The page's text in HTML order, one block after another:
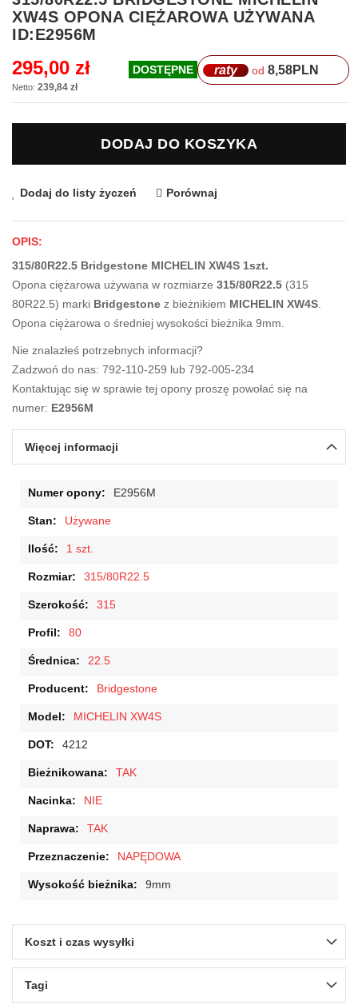
na
początek
galerii
XW4S OPONA CIĘŻAROWA UŻYWANA
ID:E2956M
295,00 zł
239,84 zł
DOSTĘPNE raty od 8,58PLN
DODAJ DO KOSZYKA
Dodaj do listy życzeń Porównaj
OPIS:
315/80R22.5 Bridgestone MICHELIN XW4S 1szt.
Opona ciężarowa używana w rozmiarze 315/80R22.5 (315
80R22.5) marki Bridgestone z bieżnikiem MICHELIN XW4S.
Opona ciężarowa o średniej wysokości bieżnika 9mm.
Nie znalazłeś potrzebnych informacji?
Zadzwoń do nas: 792-110-259 lub 792-005-234
Kontaktując się w sprawie tej opony proszę powołać się na
numer: E2956M
Więcej informacji
Więcej
E2956M
Używane
1 szt.
315/80R22.5
315
80
22.5
Bridgestone
MICHELIN XW4S
4212
TAK
NIE
TAK
NAPĘDOWA
9mm
Koszt i czas wysyłki
Tagi